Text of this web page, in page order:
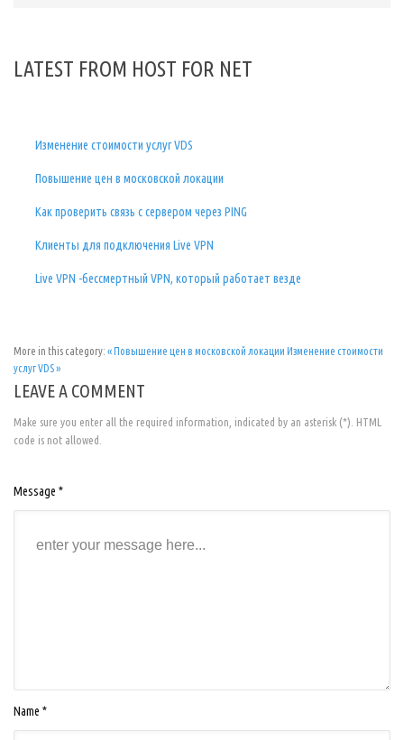
LATEST FROM HOST FOR NET
Изменение стоимости услуг VDS
Повышение цен в московской локации
Как проверить связь с сервером через PING
Клиенты для подключения Live VPN
Live VPN -бессмертный VPN, который работает везде
More in this category: « Повышение цен в московской локации Изменение стоимости
услуг VDS »
LEAVE A COMMENT
Make sure you enter all the required information, indicated by an asterisk (*). HTML
code is not allowed.
Message *
Name *